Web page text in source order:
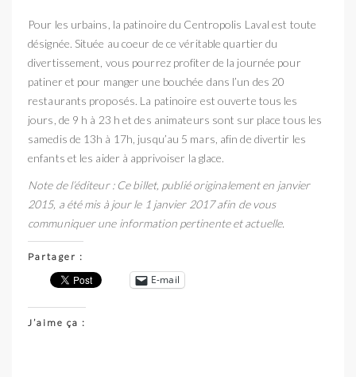
Pour les urbains, la patinoire du Centropolis Laval est toute
désignée. Située au coeur de ce véritable quartier du
divertissement, vous pourrez profiter de la journée pour
patiner et pour manger une bouchée dans l’un des 20
restaurants proposés. La patinoire est ouverte tous les
jours, de 9 h à 23 h et des animateurs sont sur place tous les
samedis de 13h à 17h, jusqu’au 5 mars, afin de divertir les
enfants et les aider à apprivoiser la glace.
Note de l’éditeur : Ce billet, publié originalement en janvier
2015, a été mis à jour le 1 janvier 2017 afin de vous
communiquer une information pertinente et actuelle.
Partager :
E-mail
J’aime ça :